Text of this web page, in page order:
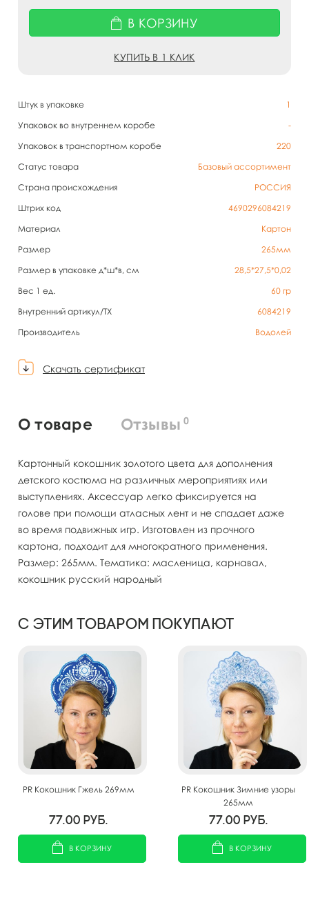
Штук в упаковке
1
Упаковок во внутреннем коробе
-
Упаковок в транспортном коробе
220
Статус товара
Базовый ассортимент
Страна происхождения
РОССИЯ
Штрих код
4690296084219
Материал
Картон
Размер
265мм
Размер в упаковке д*ш*в, см
28,5*27,5*0,02
Вес 1 ед.
60 гр
Внутренний артикул/TX
6084219
Производитель
Водолей
Скачать сертификат
В КОРЗИНУ
КУПИТЬ В 1 КЛИК
О товаре Отзывы 0
Картонный кокошник золотого цвета для дополнения
детского костюма на различных мероприятиях или
выступлениях. Аксессуар легко фиксируется на
голове при помощи атласных лент и не спадает даже
во время подвижных игр. Изготовлен из прочного
картона, подходит для многократного применения.
Размер: 265мм. Тематика: масленица, карнавал,
кокошник русский народный
С этим товаром покупают
PR Кокошник Гжель 269мм
77.00 руб.
В КОРЗИНУ
PR Кокошник Зимние узоры
265мм
77.00 руб.
В КОРЗИНУ